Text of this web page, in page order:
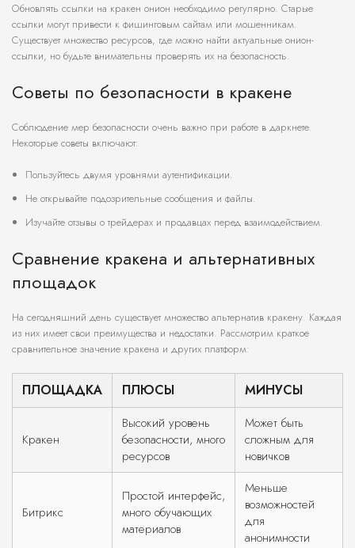
Обновлять ссылки на кракен онион необходимо регулярно. Старые
ссылки могут привести к фишинговым сайтам или мошенникам.
Существует множество ресурсов, где можно найти актуальные онион-
ссылки, но будьте внимательны проверять их на безопасность.
Советы по безопасности в кракене
Соблюдение мер безопасности очень важно при работе в даркнете.
Некоторые советы включают:
Пользуйтесь двумя уровнями аутентификации.
Не открывайте подозрительные сообщения и файлы.
Изучайте отзывы о трейдерах и продавцах перед взаимодействием.
Сравнение кракена и альтернативных
площадок
На сегодняшний день существует множество альтернатив кракену. Каждая
из них имеет свои преимущества и недостатки. Рассмотрим краткое
сравнительное значение кракена и других платформ:
ПЛОЩАДКА ПЛЮСЫ МИНУСЫ
Кракен
Высокий уровень
безопасности, много
ресурсов
Может быть
сложным для
новичков
Битрикс
Простой интерфейс,
много обучающих
материалов
Меньше
возможностей
для
анонимности